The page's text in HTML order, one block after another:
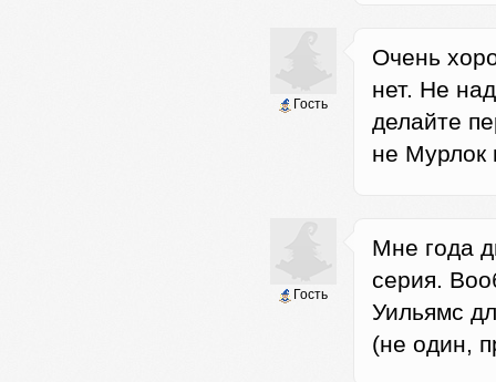
Гость
Очень
нет. Не
делайте
не Мурлок
Гость
Мне года
серия.
Уильямс
(не один,